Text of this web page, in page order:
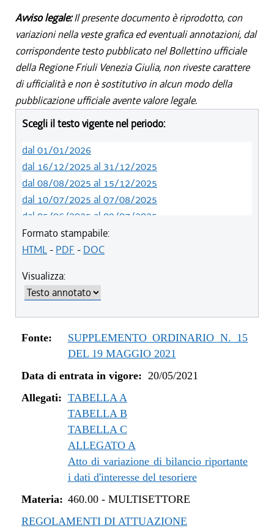
Avviso legale:Il presente documento è riprodotto, con
variazioni nella veste grafica ed eventuali annotazioni, dal
corrispondente testo pubblicato nel Bollettino ufficiale
della Regione Friuli Venezia Giulia, non riveste carattere
di ufficialità e non è sostitutivo in alcun modo della
pubblicazione ufficiale avente valore legale.
Scegli il testo vigente nel periodo:
dal 01/01/2026
dal 16/12/2025 al 31/12/2025
dal 08/08/2025 al 15/12/2025
dal 10/07/2025 al 07/08/2025
dal 05/06/2025 al 09/07/2025
dal 14/05/2024 al 04/06/2025
dal 12/08/2023 al 13/05/2024
dal 04/08/2022 al 31/12/2022
dal 14/06/2022 al 03/08/2022
dal 01/01/2022 al 13/06/2022
dal 10/12/2021 al 31/12/2021
dal 06/11/2021 al 09/12/2021
dal 20/05/2021 al 11/08/2021
Formato stampabile:
HTML- PDF - DOC
Visualizza:
Fonte:
SUPPLEMENTO ORDINARIO N. 15
DEL 19 MAGGIO 2021
Data di entrata in vigore: 20/05/2021
Allegati: TABELLA A
TABELLA B
TABELLA C
ALLEGATO A
Atto di variazione di bilancio riportante
i dati d'interesse del tesoriere
Materia: 460.00- MULTISETTORE
REGOLAMENTI DI ATTUAZIONE